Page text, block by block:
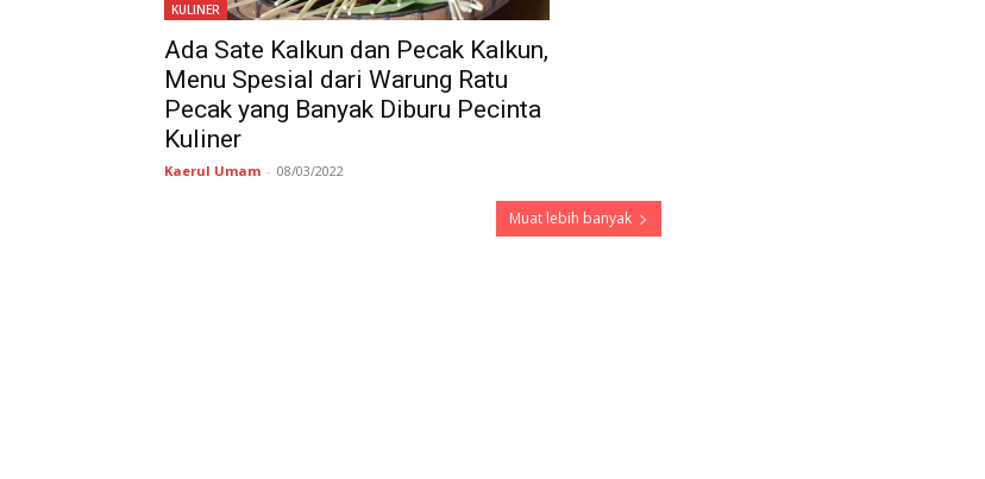
KULINER
Ada Sate Kalkun dan Pecak Kalkun,
Menu Spesial dari Warung Ratu
Pecak yang Banyak Diburu Pecinta
Kuliner
Kaerul Umam - 08/03/2022
Muat lebih banyak